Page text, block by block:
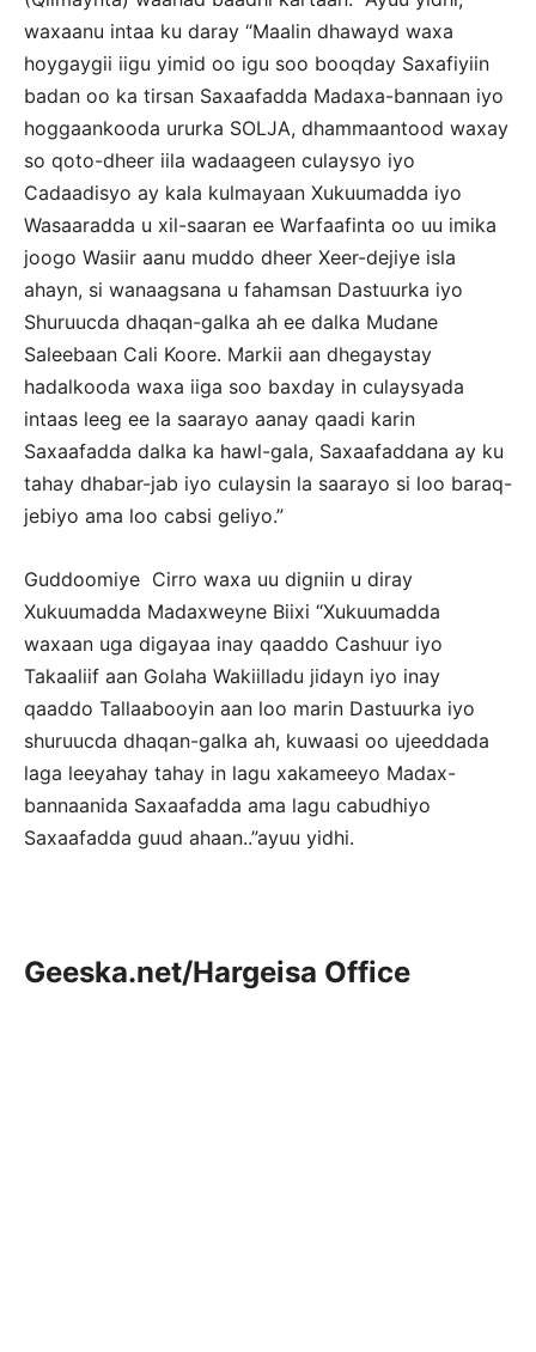
waxaanu intaa ku daray “Maalin dhawayd waxa
hoygaygii iigu yimid oo igu soo booqday Saxafiyiin
badan oo ka tirsan Saxaafadda Madaxa-bannaan iyo
hoggaankooda ururka SOLJA, dhammaantood waxay
so qoto-dheer iila wadaageen culaysyo iyo
Cadaadisyo ay kala kulmayaan Xukuumadda iyo
Wasaaradda u xil-saaran ee Warfaafinta oo uu imika
joogo Wasiir aanu muddo dheer Xeer-dejiye isla
ahayn, si wanaagsana u fahamsan Dastuurka iyo
Shuruucda dhaqan-galka ah ee dalka Mudane
Saleebaan Cali Koore. Markii aan dhegaystay
hadalkooda waxa iiga soo baxday in culaysyada
intaas leeg ee la saarayo aanay qaadi karin
Saxaafadda dalka ka hawl-gala, Saxaafaddana ay ku
tahay dhabar-jab iyo culaysin la saarayo si loo baraq-
jebiyo ama loo cabsi geliyo.”
Guddoomiye Cirro waxa uu digniin u diray
Xukuumadda Madaxweyne Biixi “Xukuumadda
waxaan uga digayaa inay qaaddo Cashuur iyo
Takaaliif aan Golaha Wakiilladu jidayn iyo inay
qaaddo Tallaabooyin aan loo marin Dastuurka iyo
shuruucda dhaqan-galka ah, kuwaasi oo ujeeddada
laga leeyahay tahay in lagu xakameeyo Madax-
bannaanida Saxaafadda ama lagu cabudhiyo
Saxaafadda guud ahaan..”ayuu yidhi.
Geeska.net/Hargeisa Office